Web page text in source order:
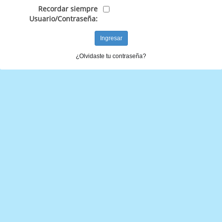
Recordar siempre
Usuario/Contraseña:
¿Olvidaste tu contraseña?